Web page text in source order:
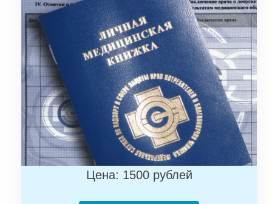
Цена: 1500 рублей